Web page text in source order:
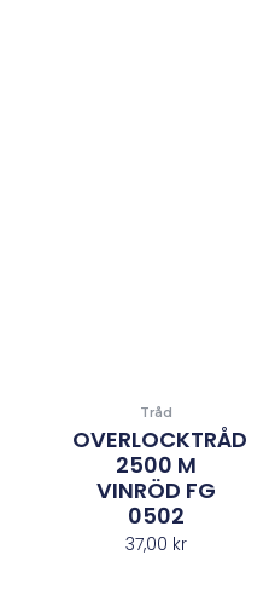
Tråd
OVERLOCKTRÅD
2500 M
VINRÖD FG
0502
37,00 kr